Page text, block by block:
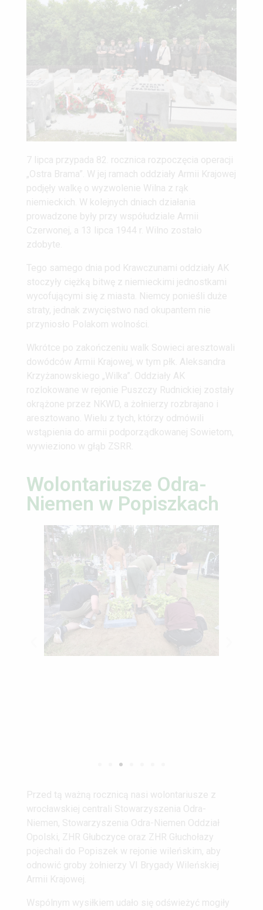
7 lipca przypada 82. rocznica rozpoczęcia operacji
„Ostra Brama”. W jej ramach oddziały Armii Krajowej
podjęły walkę o wyzwolenie Wilna z rąk
niemieckich. W kolejnych dniach działania
prowadzone były przy współudziale Armii
Czerwonej, a 13 lipca 1944 r. Wilno zostało
zdobyte.
Tego samego dnia pod Krawczunami oddziały AK
stoczyły ciężką bitwę z niemieckimi jednostkami
wycofującymi się z miasta. Niemcy ponieśli duże
straty, jednak zwycięstwo nad okupantem nie
przyniosło Polakom wolności.
Wkrótce po zakończeniu walk Sowieci aresztowali
dowódców Armii Krajowej, w tym płk. Aleksandra
Krzyżanowskiego „Wilka”. Oddziały AK
rozlokowane w rejonie Puszczy Rudnickiej zostały
okrążone przez NKWD, a żołnierzy rozbrajano i
aresztowano. Wielu z tych, którzy odmówili
wstąpienia do armii podporządkowanej Sowietom,
wywieziono w głąb ZSRR.
Wolontariusze Odra-
Niemen w Popiszkach
Przed tą ważną rocznicą nasi wolontariusze z
wrocławskiej centrali Stowarzyszenia Odra-
Niemen, Stowarzyszenia Odra-Niemen Oddział
Opolski, ZHR Głubczyce oraz ZHR Głuchołazy
pojechali do Popiszek w rejonie wileńskim, aby
odnowić groby żołnierzy VI Brygady Wileńskiej
Armii Krajowej.
Wspólnym wysiłkiem udało się odświeżyć mogiły